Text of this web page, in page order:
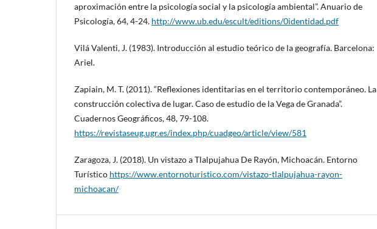
aproximación entre la psicología social y la psicología ambiental”. Anuario de
Psicología, 64, 4-24. http://www.ub.edu/escult/editions/0identidad.pdf
Vilá Valenti, J. (1983). Introducción al estudio teórico de la geografía. Barcelona:
Ariel.
Zapiain, M. T. (2011). “Reflexiones identitarias en el territorio contemporáneo. La
construcción colectiva de lugar. Caso de estudio de la Vega de Granada”.
Cuadernos Geográficos, 48, 79-108.
https://revistaseug.ugr.es/index.php/cuadgeo/article/view/581
Zaragoza, J. (2018). Un vistazo a Tlalpujahua De Rayón, Michoacán. Entorno
Turístico https://www.entornoturistico.com/vistazo-tlalpujahua-rayon-
michoacan/